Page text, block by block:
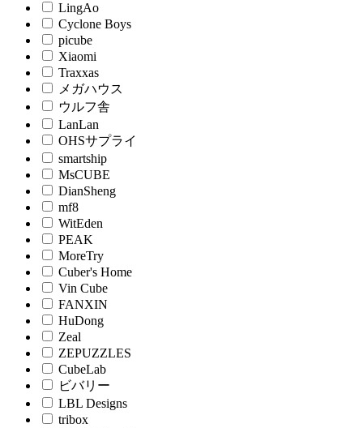
LingAo
Cyclone Boys
picube
Xiaomi
Traxxas
メガハウス
ウルフ舎
LanLan
OHSサプライ
smartship
MsCUBE
DianSheng
mf8
WitEden
PEAK
MoreTry
Cuber's Home
Vin Cube
FANXIN
HuDong
Zeal
ZEPUZZLES
CubeLab
ビバリー
LBL Designs
tribox